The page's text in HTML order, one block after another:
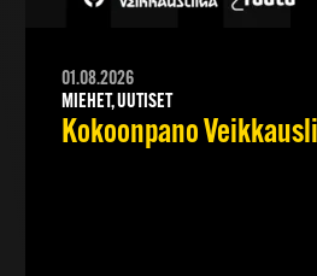
01.08.2026
MIEHET, UUTISET
Kokoonpano